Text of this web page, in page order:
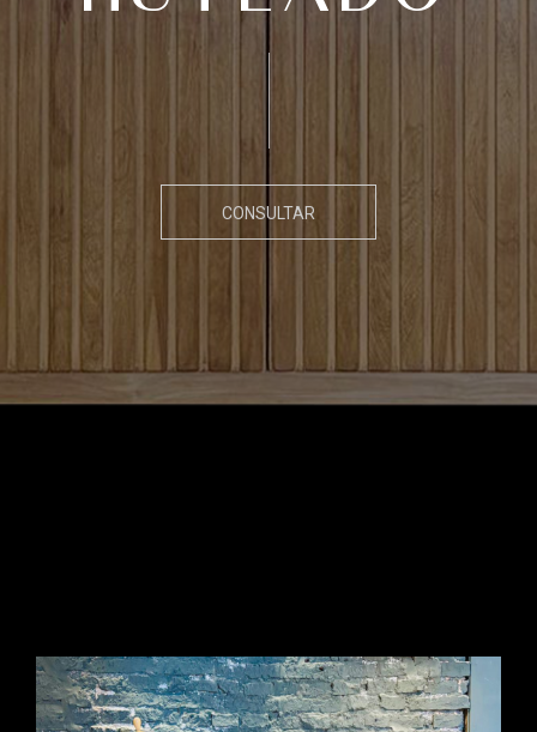
CONSULTAR